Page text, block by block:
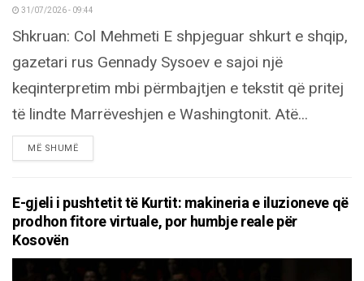
31/07/2026 - 09:44
Shkruan: Col Mehmeti E shpjeguar shkurt e shqip,
gazetari rus Gennady Sysoev e sajoi një
keqinterpretim mbi përmbajtjen e tekstit që pritej
të lindte Marrëveshjen e Washingtonit. Atë...
MË SHUMËDETAILS
E-gjeli i pushtetit të Kurtit: makineria e iluzioneve që
prodhon fitore virtuale, por humbje reale për
Kosovën